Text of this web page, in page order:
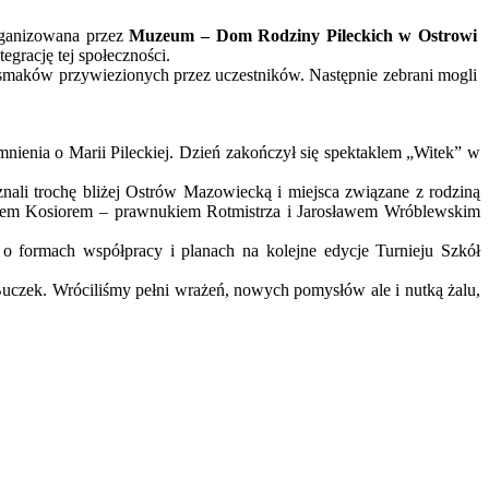
przezMuzeum – Dom Rodziny Pileckich w Ostrowi
tej społeczności.
przywiezionych przez uczestników. Następnie zebrani mogli
o Marii Pileckiej. Dzień zakończył się spektaklem „Witek” w
trochę bliżej Ostrów Mazowiecką i miejsca związane z rodziną
Kosiorem – prawnukiem Rotmistrza i Jarosławem Wróblewskim
formach współpracy i planach na kolejne edycje Turnieju Szkół
Wróciliśmy pełni wrażeń, nowych pomysłów ale i nutką żalu,